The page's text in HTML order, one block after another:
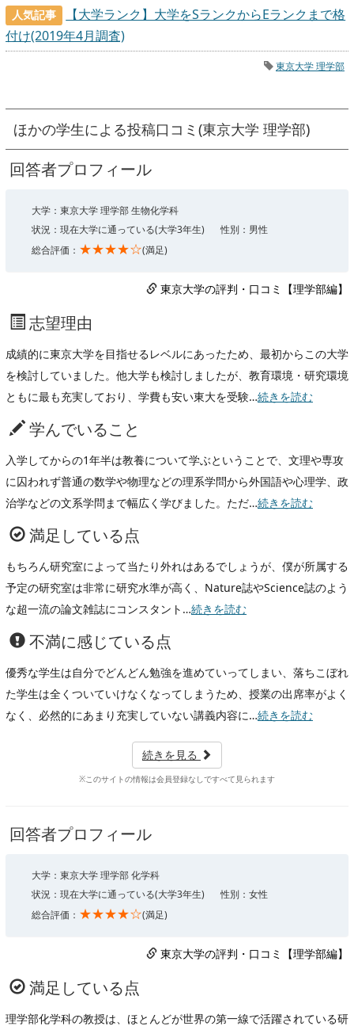
人気記事
【大学ランク】大学をSランクからEランクまで格
付け(2019年4月調査)
東京大学 理学部
ほかの学生による投稿口コミ(東京大学 理学部)
回答者プロフィール
大学：東京大学 理学部 生物化学科
状況：現在大学に通っている(大学3年生)
性別：男性
総合評価： ★★★★☆(満足)
東京大学の評判・口コミ【理学部編】
志望理由
成績的に東京大学を目指せるレベルにあったため、最初からこの大学
を検討していました。他大学も検討しましたが、教育環境・研究環境
ともに最も充実しており、学費も安い東大を受験…続きを読む
学んでいること
入学してからの1年半は教養について学ぶということで、文理や専攻
に囚われず普通の数学や物理などの理系学問から外国語や心理学、政
治学などの文系学問まで幅広く学びました。ただ…続きを読む
満足している点
もちろん研究室によって当たり外れはあるでしょうが、僕が所属する
予定の研究室は非常に研究水準が高く、Nature誌やScience誌のよう
な超一流の論文雑誌にコンスタント…続きを読む
不満に感じている点
優秀な学生は自分でどんどん勉強を進めていってしまい、落ちこぼれ
た学生は全くついていけなくなってしまうため、授業の出席率がよく
なく、必然的にあまり充実していない講義内容に…続きを読む
続きを見る
※このサイトの情報は会員登録なしですべて見られます
回答者プロフィール
大学：東京大学 理学部 化学科
状況：現在大学に通っている(大学3年生)
性別：女性
総合評価： ★★★★☆(満足)
東京大学の評判・口コミ【理学部編】
満足している点
理学部化学科の教授は、ほとんどが世界の第一線で活躍されている研